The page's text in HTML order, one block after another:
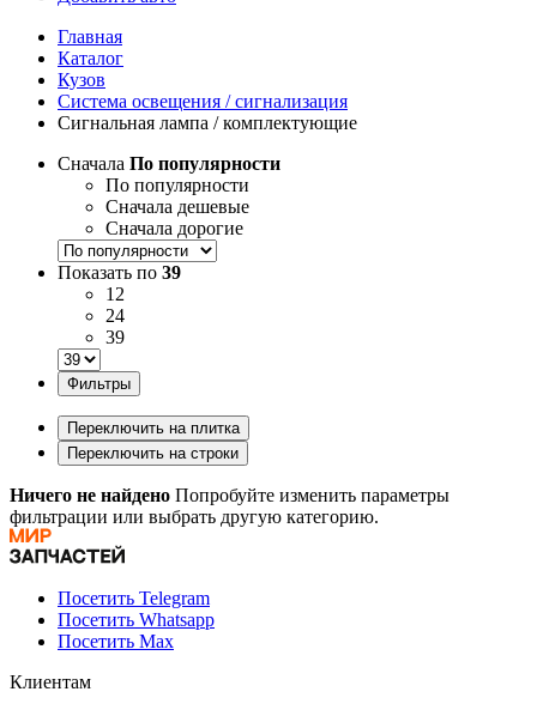
Главная
Каталог
Кузов
Система освещения / сигнализация
Сигнальная лампа / комплектующие
Сначала По популярности
По популярности
Сначала дешевые
Сначала дорогие
Показать по 39
12
24
39
Фильтры
Переключить на плитка
Переключить на строки
Ничего не найдено Попробуйте изменить параметры
фильтрации или выбрать другую категорию.
Посетить Telegram
Посетить Whatsapp
Посетить Max
Клиентам